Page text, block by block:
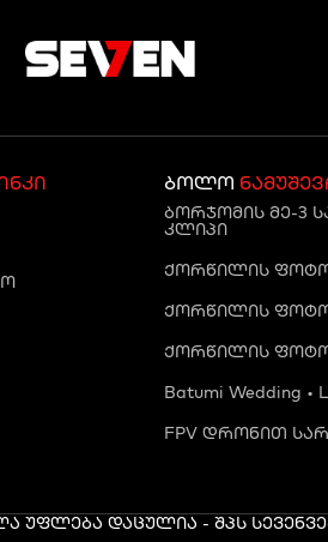
ბოლო
ბორჯომის მე-3
კლიპი
ქორწილის ფოტო
ქორწილის ფოტო
ქორწილის ფოტო
Batumi Wedding •
FPV დრონით
უფლება დაცულია - შპს სევენ